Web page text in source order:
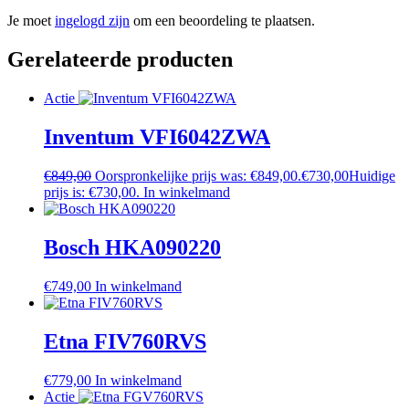
Je moet ingelogd zijn om een beoordeling te plaatsen.
Gerelateerde producten
Actie
Inventum VFI6042ZWA
€849,00 Oorspronkelijke prijs was: €849,00.€730,00Huidige
prijs is: €730,00. In winkelmand
Bosch HKA090220
€749,00 In winkelmand
Etna FIV760RVS
€779,00 In winkelmand
Actie